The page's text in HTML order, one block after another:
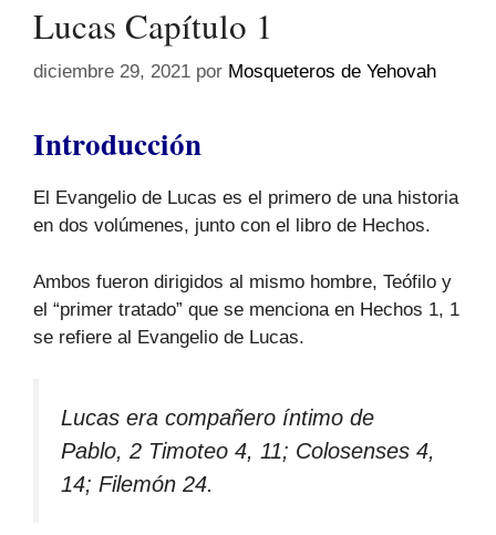
Lucas Capítulo 1
diciembre 29, 2021 por Mosqueteros de Yehovah
Introducción
El Evangelio de Lucas es el primero de una historia
en dos volúmenes, junto con el libro de Hechos.
Ambos fueron dirigidos al mismo hombre, Teófilo y
el “primer tratado” que se menciona en Hechos 1, 1
se refiere al Evangelio de Lucas.
Lucas era compañero íntimo de
Pablo, 2 Timoteo 4, 11; Colosenses 4,
14; Filemón 24.